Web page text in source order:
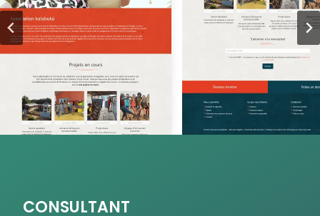
CONSULTANT